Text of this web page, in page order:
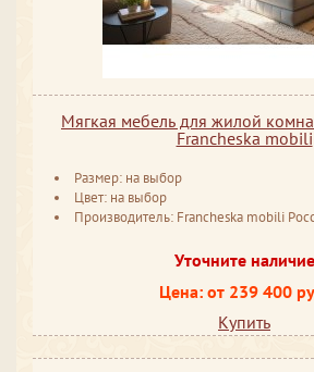
Мягкая мебель для жилой
Francheska mobili
Размер: на выбор
Цвет: на выбор
Производитель: Francheska mobili
Уточните наличие
Цена: от 239 400
Купить